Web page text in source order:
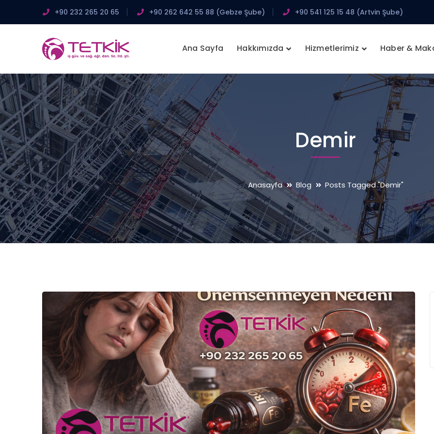
+90 232 265 20 65 +90 262 642 55 88 (Gebze Şube) +90 541 125 15 48 (Artvin Şube)
Ana Sayfa Hakkımızda Hizmetlerimiz Haber &
Demir
Anasayfa Blog Posts Tagged "Demir"